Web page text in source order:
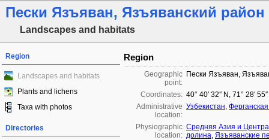
Пески Язъяван, Язъяванский район
Landscapes and habitats
Region
Landscapes and habitats
Plants and lichens
Taxa with photos
Directories
Region
Geographic
point:
Пески Язъяван,
Coordinates: 40° 40′ 32″ N, 71° 28′
Administrative
location:
Узбекистан,
Physiographic
location:
Средняя Азия и
долина, Язъяванские